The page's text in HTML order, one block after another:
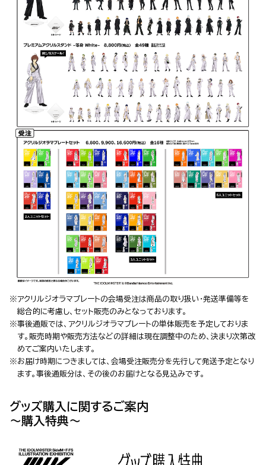
※アクリルジオラマプレートの会場受注は商品の取り扱い・発送準備等を
総合的に考慮し、セット販売のみとなっております。
※事後通販では、アクリルジオラマプレートの単体販売を予定しておりま
す。販売時期や販売方法などの詳細は現在調整中のため、決まり次第改
めてご案内いたします。
※お届け時期につきましては、会場受注販売分を先行して発送予定となり
ます。事後通販分は、その後のお届けとなる見込みです。
グッズ購入に関するご案内
〜購入特典〜